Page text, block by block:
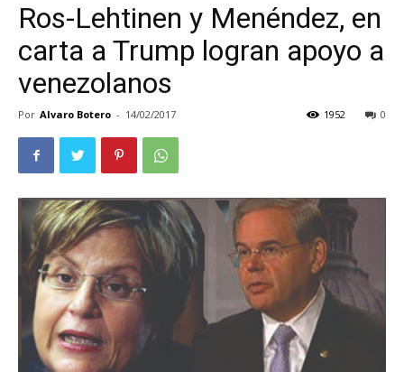
Notiloco
Ros-Lehtinen y Menéndez, en
carta a Trump logran apoyo a
venezolanos
Por Alvaro Botero - 14/02/2017 0
1952